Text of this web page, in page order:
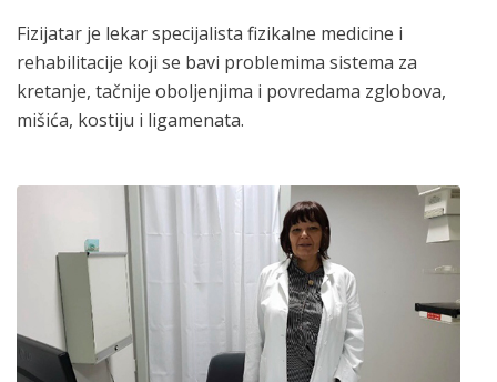
Fizijatar je lekar specijalista fizikalne medicine i
rehabilitacije koji se bavi problemima sistema za
kretanje, tačnije oboljenjima i povredama zglobova,
mišića, kostiju i ligamenata.